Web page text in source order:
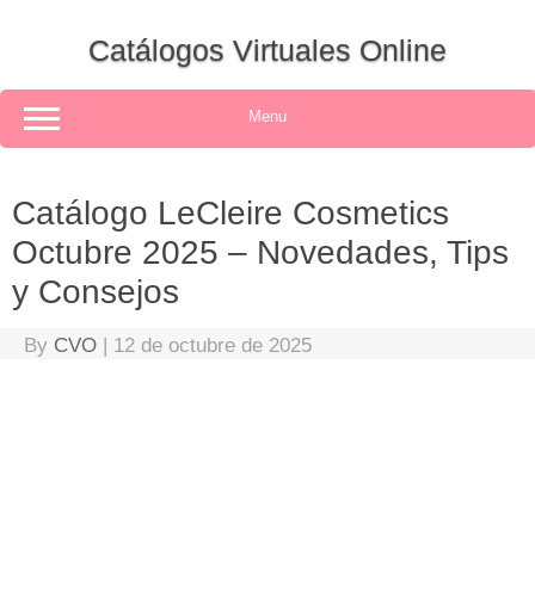
Catálogos Virtuales Online
Menu
Catálogo LeCleire Cosmetics
Octubre 2025 – Novedades, Tips
y Consejos
By CVO | 12 de octubre de 2025